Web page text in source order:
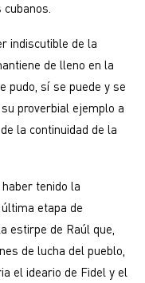
indiscutible de la
de lleno en la
pudo, sí se puede y se
proverbial ejemplo a
la continuidad de la
tenido la
etapa de
estirpe de Raúl que,
de lucha del pueblo,
el ideario de Fidel y el